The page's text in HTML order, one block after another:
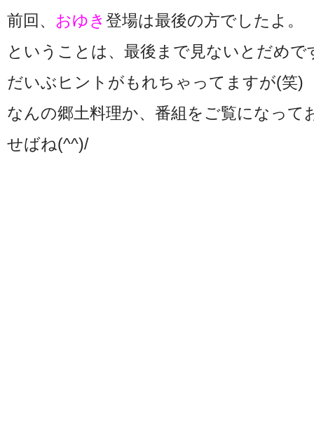
前回、 おゆき 登場は最後の方でしたよ。
ということは、最後まで見ないとだめで
だいぶヒントがもれちゃってますが(笑)
なんの郷土料理か、番組をご覧になって
せばね(^^)/